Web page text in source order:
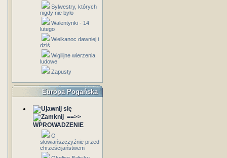
Sylwestry, których
nigdy nie było
Walentynki - 14
lutego
Wielkanoc dawniej i
dziś
Wigilijne wierzenia
ludowe
Zapusty
Europa Pogańska
==>>
WPROWADZENIE
O
słowiańszczyźnie przed
chrześcijaństwem